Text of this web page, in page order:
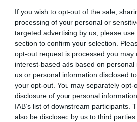
If you wish to opt-out of the sale,
processing of your personal or
targeted advertising by us, please
section to confirm your selection.
opt-out request is processed you may
interest-based ads based on personal
us or personal information disclosed
your opt-out. You may separately opt-
disclosure of your personal
IAB’s list of downstream participants.
also be disclosed by us to third parties
cerró sin un acuerdo
PorJuan Almansa
Más artículos de este autor
viernes, 10 de diciembre de 2021